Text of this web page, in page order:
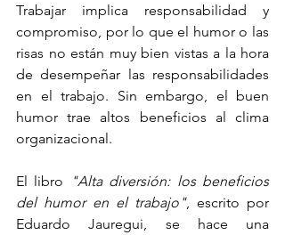
Trabajar implica responsabilidad y
compromiso, por lo que el humor o las
risas no están muy bien vistas a la hora
de desempeñar las responsabilidades
en el trabajo. Sin embargo, el buen
humor trae altos beneficios al clima
organizacional.
El libro
"Alta diversión: los beneficios
del humor en el trabajo", escrito por
Eduardo Jauregui, se hace una